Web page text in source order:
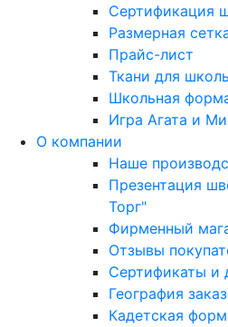
Сертификация
Размерная
Прайс-лист
Ткани для
Школьная
Игра Агата и
О компании
Наше
Презентация
Торг"
Фирменный
Отзывы
Сертификаты и
География
Кадетская